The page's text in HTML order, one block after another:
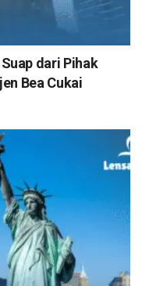
dari Pihak
Bea Cukai